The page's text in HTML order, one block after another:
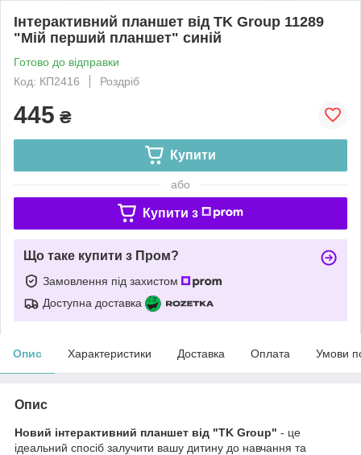
Інтерактивний планшет від TK Group 11289
"Мій перший планшет" синій
Готово до відправки
Код: КП2416
Роздріб
445 ₴
Купити
або
Купити з
Що таке купити з Пром?
Замовлення під захистом
Доступна доставка
Опис Характеристики Доставка Оплата Умови
Опис
Новий інтерактивний планшет від "TK Group" - це
ідеальний спосіб залучити вашу дитину до навчання та